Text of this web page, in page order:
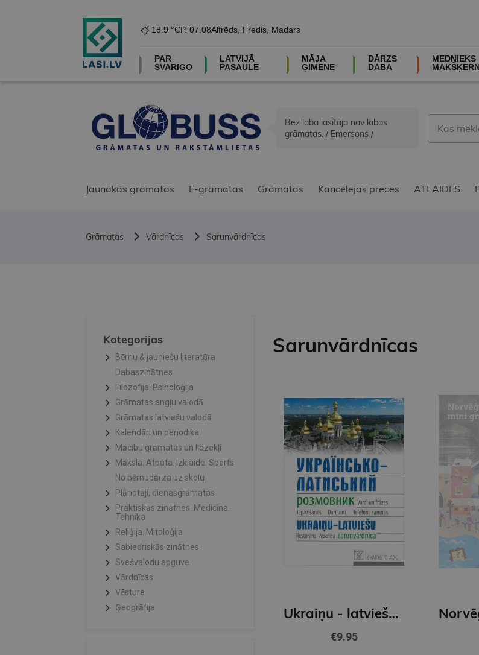
18.9 °CP. 07.08Alfrēds, Fredis, Madars
PAR
SVARĪGO
LATVIJĀ
PASAULĒ
MĀJA
ĢIMENE
DĀRZS
DABA
MEDNIEKS
Bez laba lasītāja nav labas
grāmatas. / Emersons /
Jaunākās grāmatas E-grāmatas Grāmatas Kancelejas preces ATLAIDES
Grāmatas Vārdnīcas Sarunvārdnīcas
Kategorijas
Bērnu & jauniešu literatūra
Dabaszinātnes
Filozofija. Psiholoģija
Grāmatas angļu valodā
Grāmatas latviešu valodā
Kalendāri un periodika
Mācību grāmatas un līdzekļi
Māksla. Atpūta. Izklaide. Sports
No bērnudārza uz skolu
Plānotāji, dienasgrāmatas
Praktiskās zinātnes. Medicīna.
Tehnika
Reliģija. Mitoloģija
Sabiedriskās zinātnes
Svešvalodu apguve
Vārdnīcas
Vēsture
Ģeogrāfija
Sarunvārdnīcas
Ukraiņu - latviešu sarunvārdnīca
€9.95